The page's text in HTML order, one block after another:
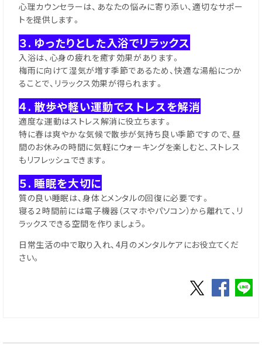
心理カウンセラーは、あなたの悩みに寄り添い、適切なサポー
トを提供します。
３. ゆったりとした入浴でリラックス
入浴は、心身の疲れを癒す効果があります。
梅雨に向けて湿気が増す季節であるため、快適な湯船につか
ることで、リラックス効果が得られます。
４. 散歩や軽い運動でストレスを解消
適度な運動はストレス解消に役立ちます。
特に春は爽やかな気候で散歩が気持ち良い季節ですので、昼
間のお休みの時間に気軽にウォーキングを楽しむと、ストレス
もリフレッシュできます。
５. 睡眠を大切に
質の良い睡眠は、身体とメンタルの回復に必要です。
寝る２時間前には電子機器（スマホやパソコン）から離れて、リ
ラックスできる空間を作りましょう。
日常生活の中で取り入れ、4月のメンタルケアにお役立てくだ
さい。